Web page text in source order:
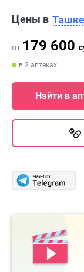
Цены в
от 179 600
в 2 аптеках
Найти в